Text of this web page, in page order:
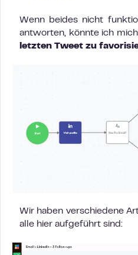
Wenn beides nicht
antworten, könnte ich
letzten Tweet zu
Wir haben verschiedene
alle hier aufgeführt sind: